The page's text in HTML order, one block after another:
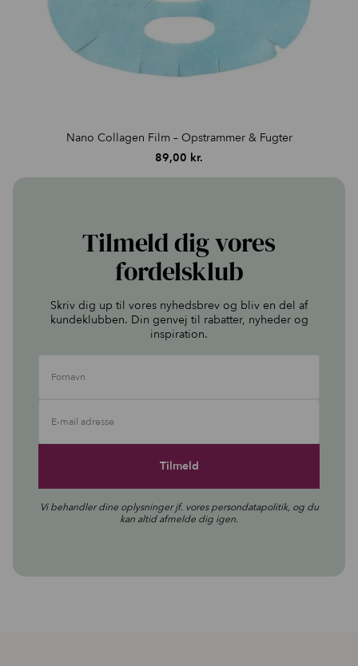
Nano Collagen Film – Opstrammer & Fugter
89,00 kr.
Tilmeld dig vores
fordelsklub
Skriv dig up til vores nyhedsbrev og bliv en del af
kundeklubben. Din genvej til rabatter, nyheder og
inspiration.
Fornavn
E-mail adresse
Vi behandler dine oplysninger jf. vorespersondatapolitik, og du
kan altid afmelde dig igen.